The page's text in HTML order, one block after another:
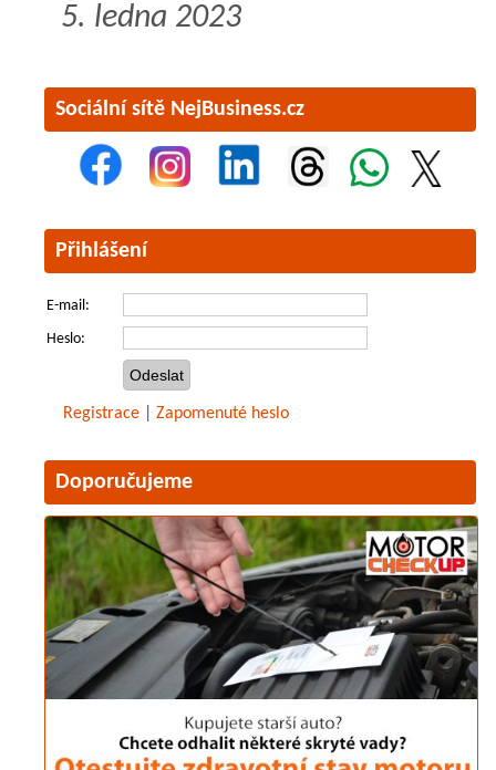
5. ledna 2023
Sociální sítě NejBusiness.cz
Přihlášení
E-mail:
Heslo:
Registrace Zapomenuté heslo
Doporučujeme